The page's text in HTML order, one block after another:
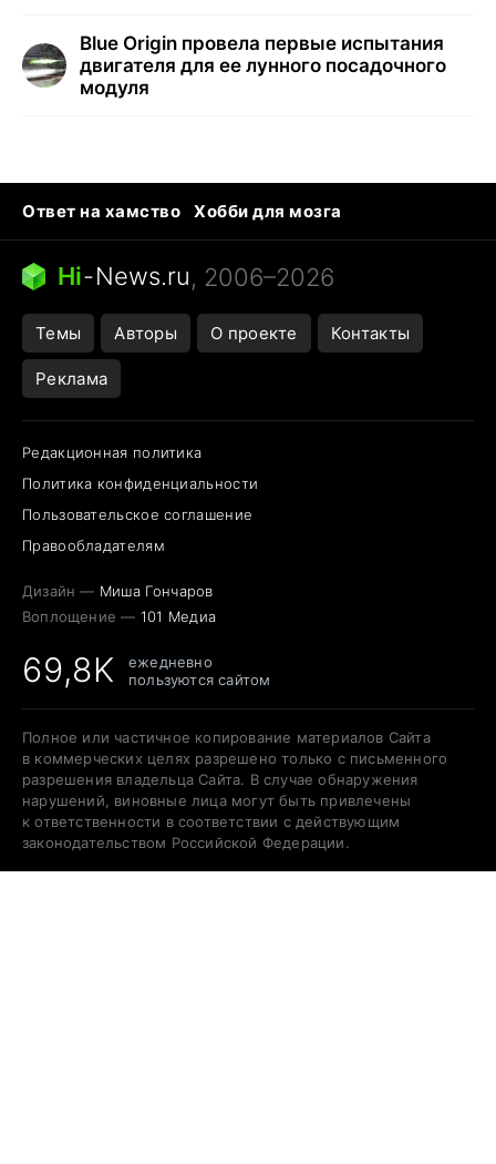
Blue Origin провела первые испытания
двигателя для ее лунного посадочного
модуля
Ответ на хамство
Хобби для мозга
Бензин 100 vs 95
Тунцы в океанариуме
Следующая пандемия
Hi-News.ru, 2006–2026
Темы Авторы О проекте Контакты
Реклама
Редакционная политика
Политика конфиденциальности
Пользовательское соглашение
Правообладателям
Дизайн — Миша Гончаров
Воплощение — 101 Медиа
69,8K
ежедневно
пользуются сайтом
Полное или частичное копирование материалов Сайта
в коммерческих целях разрешено только с письменного
разрешения владельца Сайта. В случае обнаружения
нарушений, виновные лица могут быть привлечены
к ответственности в соответствии с действующим
законодательством Российской Федерации.